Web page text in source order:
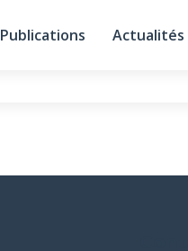
Publications Actualités